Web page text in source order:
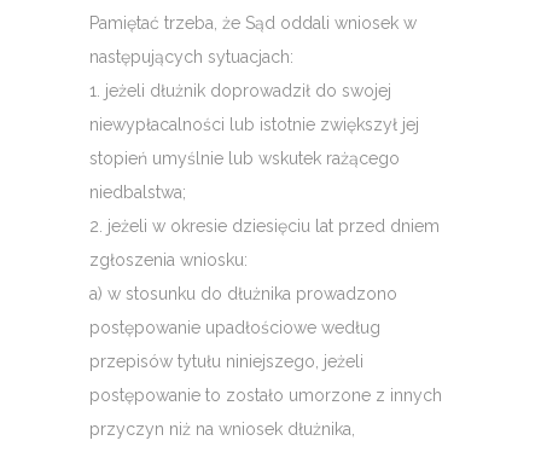
Pamiętać trzeba, że Sąd oddali wniosek w
następujących sytuacjach:
1. jeżeli dłużnik doprowadził do swojej
niewypłacalności lub istotnie zwiększył jej
stopień umyślnie lub wskutek rażącego
niedbalstwa;
2. jeżeli w okresie dziesięciu lat przed dniem
zgłoszenia wniosku:
a) w stosunku do dłużnika prowadzono
postępowanie upadłościowe według
przepisów tytułu niniejszego, jeżeli
postępowanie to zostało umorzone z innych
przyczyn niż na wniosek dłużnika,